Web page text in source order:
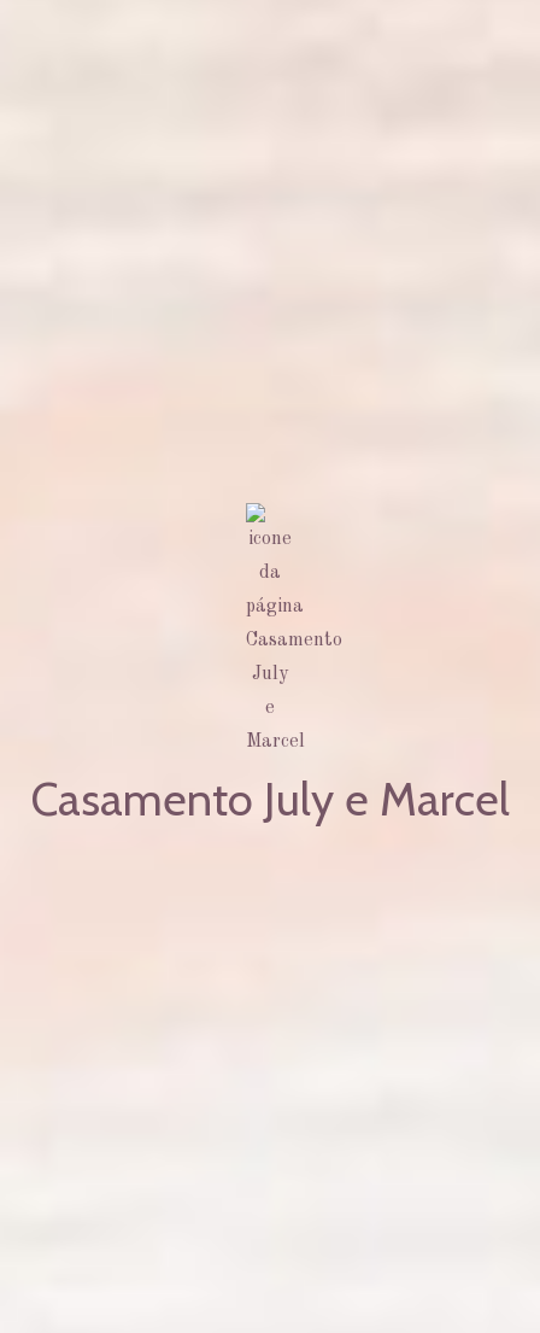
Casamento July e Marcel